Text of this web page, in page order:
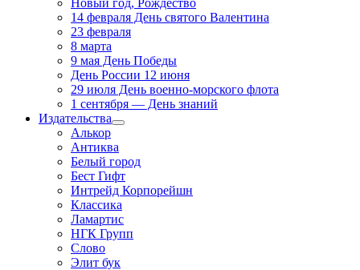
14 февраля День святого Валентина
23 февраля
8 марта
9 мая День Победы
День России 12 июня
29 июля День военно-морского флота
1 сентября — День знаний
Издательства
Алькор
Антиква
Белый город
Бест Гифт
Интрейд Корпорейшн
Классика
Ламартис
НГК Групп
Слово
Элит бук